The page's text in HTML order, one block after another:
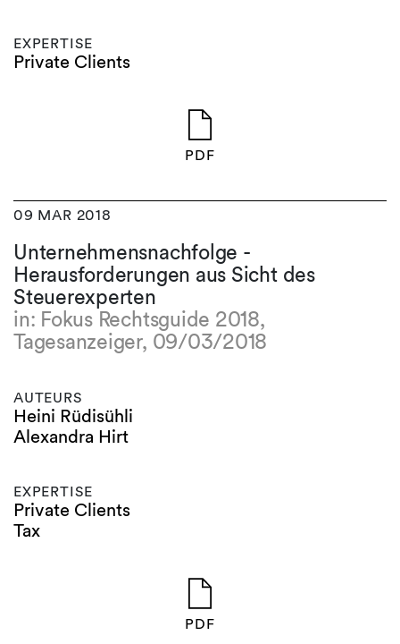
EXPERTISE
Private Clients
PDF
09 MAR 2018
Unternehmensnachfolge -
Herausforderungen aus Sicht des
Steuerexperten
in: Fokus Rechtsguide 2018,
Tagesanzeiger, 09/03/2018
AUTEURS
Heini Rüdisühli
Alexandra Hirt
EXPERTISE
Private Clients
Tax
PDF